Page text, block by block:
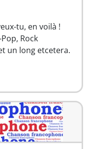
tu, en voilà !
Rock
un long etcetera.